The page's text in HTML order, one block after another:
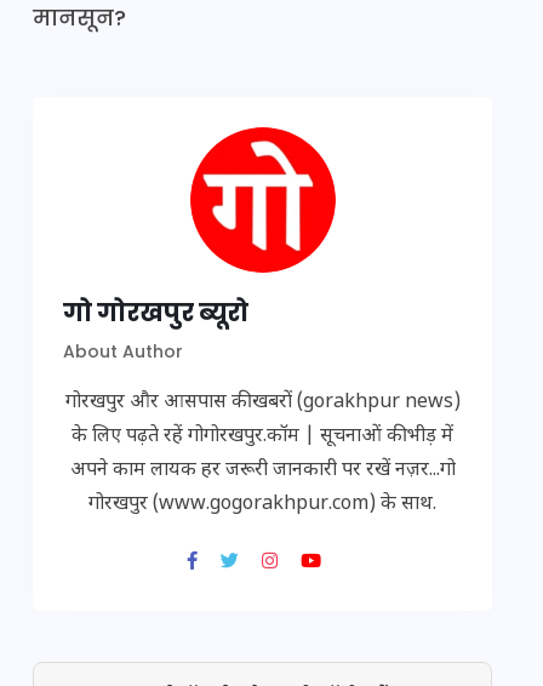
मानसून?
गो गोरखपुर ब्यूरो
About Author
गोरखपुर और आसपास की खबरों (gorakhpur news)
के लिए पढ़ते रहें गोगोरखपुर.कॉम | सूचनाओं की भीड़ में
अपने काम लायक हर जरूरी जानकारी पर रखें नज़र...गो
गोरखपुर (www.gogorakhpur.com) के साथ.